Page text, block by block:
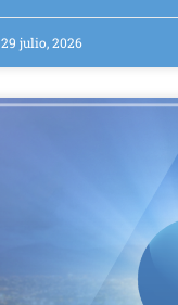
29 julio, 2026